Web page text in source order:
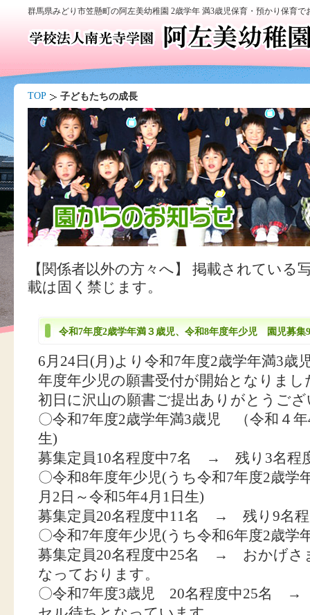
群馬県みどり市笠懸町の阿左美幼稚園 2歳学年 満3歳児保育・預かり保育
TOP 子どもたちの成長
【関係者以外の方々へ】 掲載されている
載は固く禁じます。
令和7年度2歳学年満３歳児、令和8年度年少児 園児募集
6月24日(月)より令和7年度2歳学年満3歳
年度年少児の願書受付が開始となりまし
初日に沢山の願書ご提出ありがとうご
〇令和7年度2歳学年満3歳児 （令和４
生)
募集定員10名程度中7名 → 残り3名程
〇令和8年度年少児(うち令和7年度2歳
月2日～令和5年4月1日生)
募集定員20名程度中11名 → 残り9名
〇令和7年度年少児(うち令和6年度2歳学
募集定員20名程度中25名 → おかげさ
なっております。
〇令和7年度3歳児 20名程度中25名 →